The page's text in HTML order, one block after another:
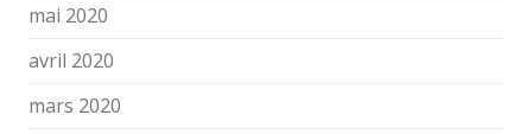
mai 2020
avril 2020
mars 2020